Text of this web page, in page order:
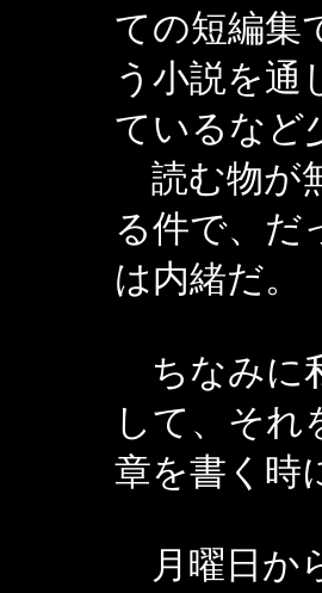
ての短編集
う小説を通
ているなど
読む物が
る件で、だ
は内緒だ。
ちなみに
して、それ
章を書く時
月曜日か